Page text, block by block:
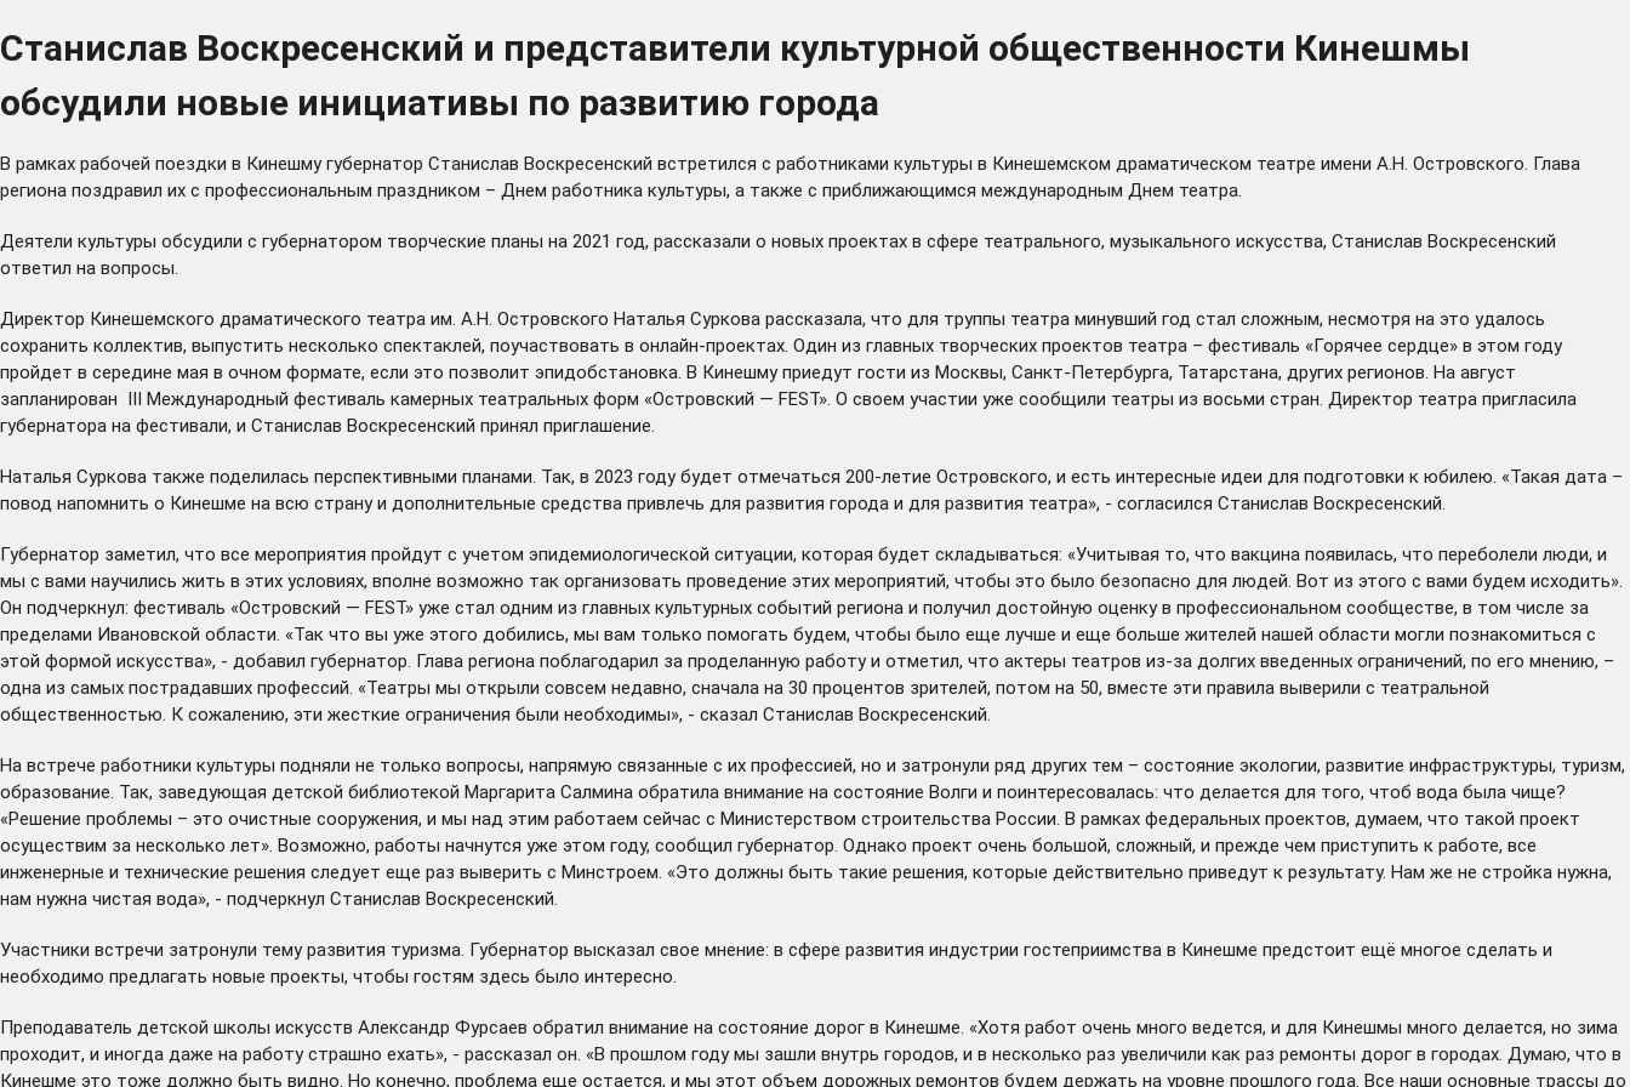
Станислав Воскресенский и представители культурной общественности Кинешмы
обсудили новые инициативы по развитию города
В рамках рабочей поездки в Кинешму губернатор Станислав Воскресенский встретился с работниками культуры в Кинешемском драматическом театре имени А.Н. Островского. Глава
региона поздравил их с профессиональным праздником – Днем работника культуры, а также с приближающимся международным Днем театра.
Деятели культуры обсудили с губернатором творческие планы на 2021 год, рассказали о новых проектах в сфере театрального, музыкального искусства, Станислав Воскресенский
ответил на вопросы.
Директор Кинешемского драматического театра им. А.Н. Островского Наталья Суркова рассказала, что для труппы театра минувший год стал сложным, несмотря на это удалось
сохранить коллектив, выпустить несколько спектаклей, поучаствовать в онлайн-проектах. Один из главных творческих проектов театра – фестиваль «Горячее сердце» в этом году
пройдет в середине мая в очном формате, если это позволит эпидобстановка. В Кинешму приедут гости из Москвы, Санкт-Петербурга, Татарстана, других регионов. На август
запланирован III Международный фестиваль камерных театральных форм «Островский — FEST». О своем участии уже сообщили театры из восьми стран. Директор театра пригласила
губернатора на фестивали, и Станислав Воскресенский принял приглашение.
Наталья Суркова также поделилась перспективными планами. Так, в 2023 году будет отмечаться 200-летие Островского, и есть интересные идеи для подготовки к юбилею. «Такая дата –
повод напомнить о Кинешме на всю страну и дополнительные средства привлечь для развития города и для развития театра», - согласился Станислав Воскресенский.
Губернатор заметил, что все мероприятия пройдут с учетом эпидемиологической ситуации, которая будет складываться: «Учитывая то, что вакцина появилась, что переболели люди, и
мы с вами научились жить в этих условиях, вполне возможно так организовать проведение этих мероприятий, чтобы это было безопасно для людей. Вот из этого с вами будем исходить».
Он подчеркнул: фестиваль «Островский — FEST» уже стал одним из главных культурных событий региона и получил достойную оценку в профессиональном сообществе, в том числе за
пределами Ивановской области. «Так что вы уже этого добились, мы вам только помогать будем, чтобы было еще лучше и еще больше жителей нашей области могли познакомиться с
этой формой искусства», - добавил губернатор. Глава региона поблагодарил за проделанную работу и отметил, что актеры театров из-за долгих введенных ограничений, по его мнению, –
одна из самых пострадавших профессий. «Театры мы открыли совсем недавно, сначала на 30 процентов зрителей, потом на 50, вместе эти правила выверили с театральной
общественностью. К сожалению, эти жесткие ограничения были необходимы», - сказал Станислав Воскресенский.
На встрече работники культуры подняли не только вопросы, напрямую связанные с их профессией, но и затронули ряд других тем – состояние экологии, развитие инфраструктуры, туризм,
образование. Так, заведующая детской библиотекой Маргарита Салмина обратила внимание на состояние Волги и поинтересовалась: что делается для того, чтоб вода была чище?
«Решение проблемы – это очистные сооружения, и мы над этим работаем сейчас с Министерством строительства России. В рамках федеральных проектов, думаем, что такой проект
осуществим за несколько лет». Возможно, работы начнутся уже этом году, сообщил губернатор. Однако проект очень большой, сложный, и прежде чем приступить к работе, все
инженерные и технические решения следует еще раз выверить с Минстроем. «Это должны быть такие решения, которые действительно приведут к результату. Нам же не стройка нужна,
нам нужна чистая вода», - подчеркнул Станислав Воскресенский.
Участники встречи затронули тему развития туризма. Губернатор высказал свое мнение: в сфере развития индустрии гостеприимства в Кинешме предстоит ещё многое сделать и
необходимо предлагать новые проекты, чтобы гостям здесь было интересно.
Преподаватель детской школы искусств Александр Фурсаев обратил внимание на состояние дорог в Кинешме. «Хотя работ очень много ведется, и для Кинешмы много делается, но зима
проходит, и иногда даже на работу страшно ехать», - рассказал он. «В прошлом году мы зашли внутрь городов, и в несколько раз увеличили как раз ремонты дорог в городах. Думаю, что в
Кинешме это тоже должно быть видно. Но конечно, проблема еще остается, и мы этот объем дорожных ремонтов будем держать на уровне прошлого года. Все наши основные трассы до